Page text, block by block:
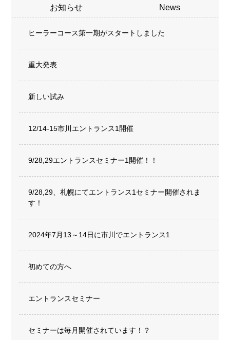
お知らせ News
ヒーラーコース第一期がスタートしました
重大発表
新しい試み
12/14-15市川エントランス1開催
9/28,29エントランスセミナー1開催！！
9/28,29、札幌にてエントランス1セミナー開催されま
す！
2024年7月13～14日に市川でエントランス1
初めての方へ
エントランスセミナー
セミナーは毎月開催されています！？